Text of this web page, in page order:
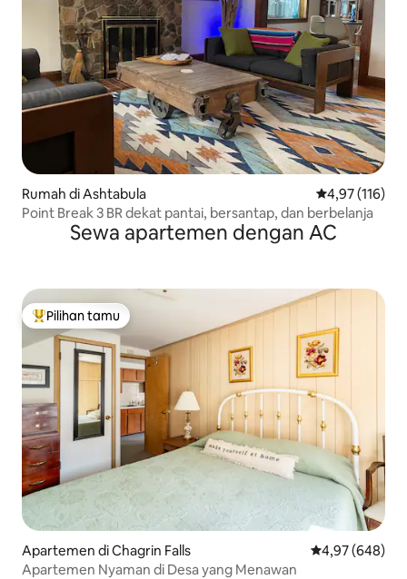
Rumah di Ashtabula Nilai rata-rata
4,97 (116)
Point Break 3 BR dekat pantai, bersantap, dan berbelanja
Sewa apartemen dengan AC
Pilihan tamu terpopuler
Pilihan tamu
Apartemen di Chagrin Falls Nilai rata-rata
4,97 (648)
Apartemen Nyaman di Desa yang Menawan